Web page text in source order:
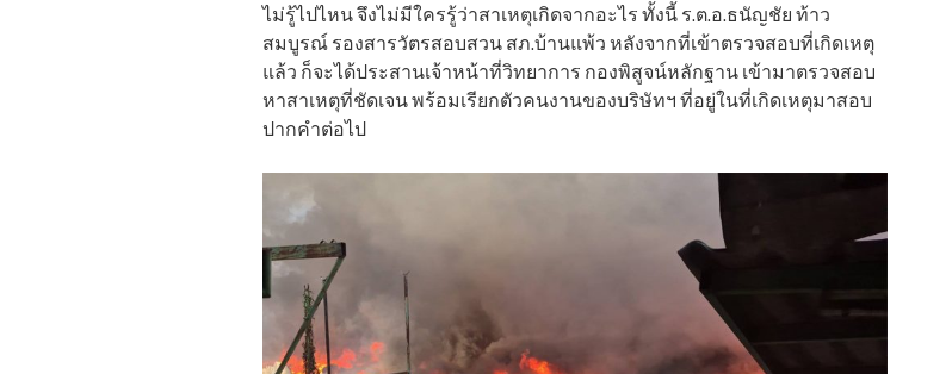
ไม่รู้ไปไหน จึงไม่มีใครรู้ว่าสาเหตุเกิดจากอะไร ทั้งนี้ ร.ต.อ.ธนัญชัย ท้าว
สมบูรณ์ รองสารวัตรสอบสวน สภ.บ้านแพ้ว หลังจากที่เข้าตรวจสอบที่เกิดเหตุ
แล้ว ก็จะได้ประสานเจ้าหน้าที่วิทยาการ กองพิสูจน์หลักฐาน เข้ามาตรวจสอบ
หาสาเหตุที่ชัดเจน พร้อมเรียกตัวคนงานของบริษัทฯ ที่อยู่ในที่เกิดเหตุมาสอบ
ปากคำต่อไป